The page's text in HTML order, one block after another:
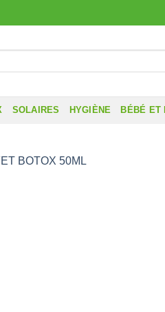
SOLAIRES HYGIÈNE BÉBÉ ET